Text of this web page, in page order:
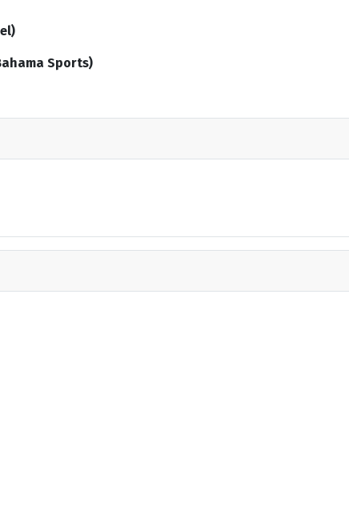
Sports)